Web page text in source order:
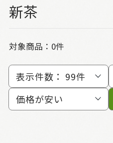
新茶
対象商品：0件
表示件数： 99件
価格が安い